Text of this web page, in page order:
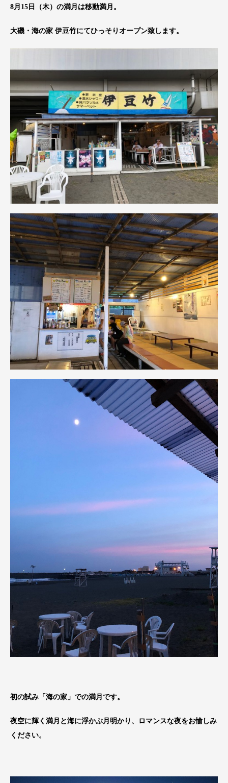
8月15日（木）の満月は移動満月。
大磯・海の家 伊豆竹にてひっそりオープン致します。
初の試み「海の家」での満月です。
夜空に輝く満月と海に浮かぶ月明かり、ロマンスな夜をお愉しみ
ください。